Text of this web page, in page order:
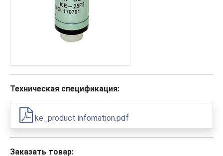
Техническая спецификация:
ke_product infomation.pdf
Заказать товар: